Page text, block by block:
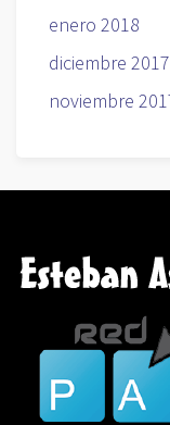
enero 2018
diciembre 2017
noviembre